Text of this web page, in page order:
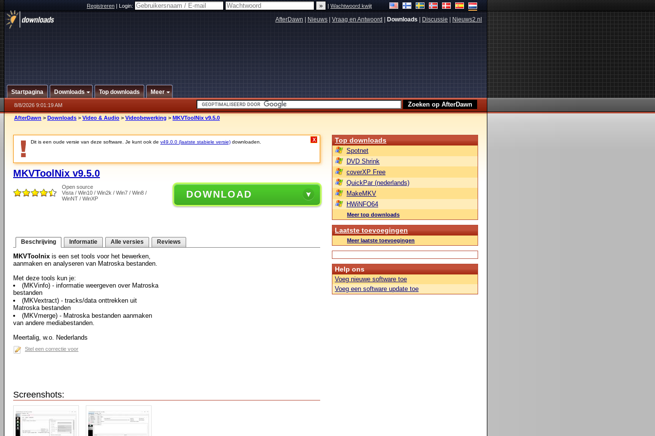
Registreren|Login: |Wachtwoord kwijt
AfterDawn Nieuws Vraag en Antwoord Downloads Discussie Nieuws2.nl
Startpagina Downloads Top downloads Meer
8/8/2026 9:01:19 AM
AfterDawn > Downloads > Video & Audio > Videobewerking > MKVToolNix v9.5.0
Dit is een oude versie van deze software. Je kunt ook de v49.0.0 (laatste stabiele versie) downloaden. X
MKVToolNix v9.5.0
Open source
Vista / Win10 / Win2k / Win7 / Win8 /
WinNT / WinXP
DOWNLOAD
Beschrijving Informatie Alle versies Reviews
MKVToolnix is een set tools voor het bewerken,
aanmaken en analyseren van Matroska bestanden.
Met deze tools kun je:
(MKVinfo) - informatie weergeven over Matroska
bestanden
(MKVextract) - tracks/data onttrekken uit
Matroska bestanden
(MKVmerge) - Matroska bestanden aanmaken
van andere mediabestanden.
Meertalig, w.o. Nederlands
Stel een correctie voor
Screenshots:
Top downloads
Spotnet
DVD Shrink
coverXP Free
QuickPar (nederlands)
MakeMKV
HWiNFO64
Meer top downloads
Laatste toevoegingen
Meer laatste toevoegingen
Help ons
Voeg nieuwe software toe
Voeg een software update toe